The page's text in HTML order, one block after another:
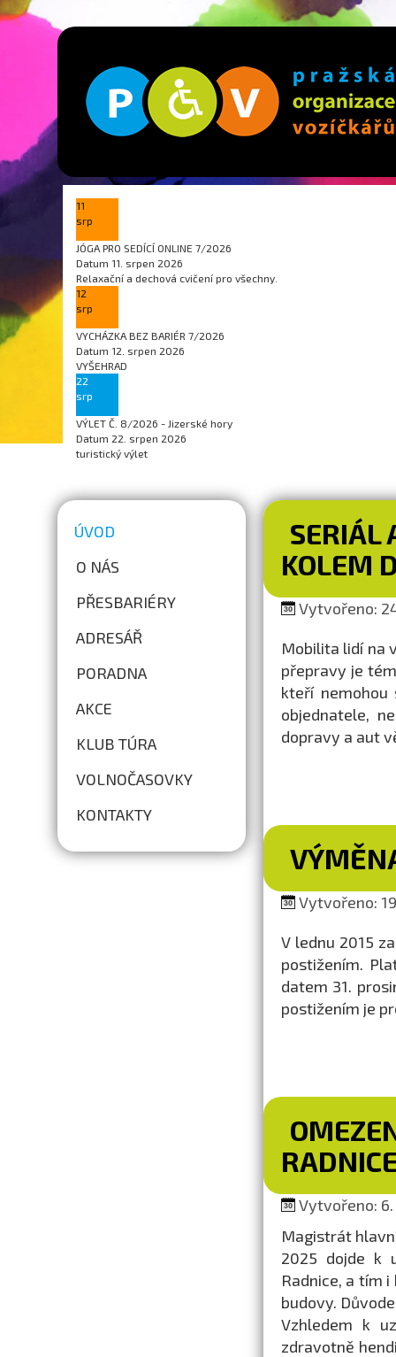
11
srp
JÓGA PRO SEDÍCÍ ONLINE 7/2026
Datum 11. srpen 2026
Relaxační a dechová cvičení pro všechny.
12
srp
VYCHÁZKA BEZ BARIÉR 7/2026
Datum 12. srpen 2026
VYŠEHRAD
22
srp
VÝLET Č. 8/2026 - Jizerské hory
Datum 22. srpen 2026
turistický výlet
ÚVOD
O NÁS
PŘESBARIÉRY
ADRESÁŘ
PORADNA
AKCE
KLUB TÚRA
VOLNOČASOVKY
KONTAKTY
SERIÁL
KOLEM
Vytvořeno:
Mobilita lidí na
přepravy je
kteří
objednatele,
dopravy a aut
Vytvořeno:
V lednu 2015
postižením.
datem 31.
postižením je
Vytvořeno: 6.
Magistrát
2025 dojde k
Radnice, a tím
budovy.
Vzhledem k
zdravotně